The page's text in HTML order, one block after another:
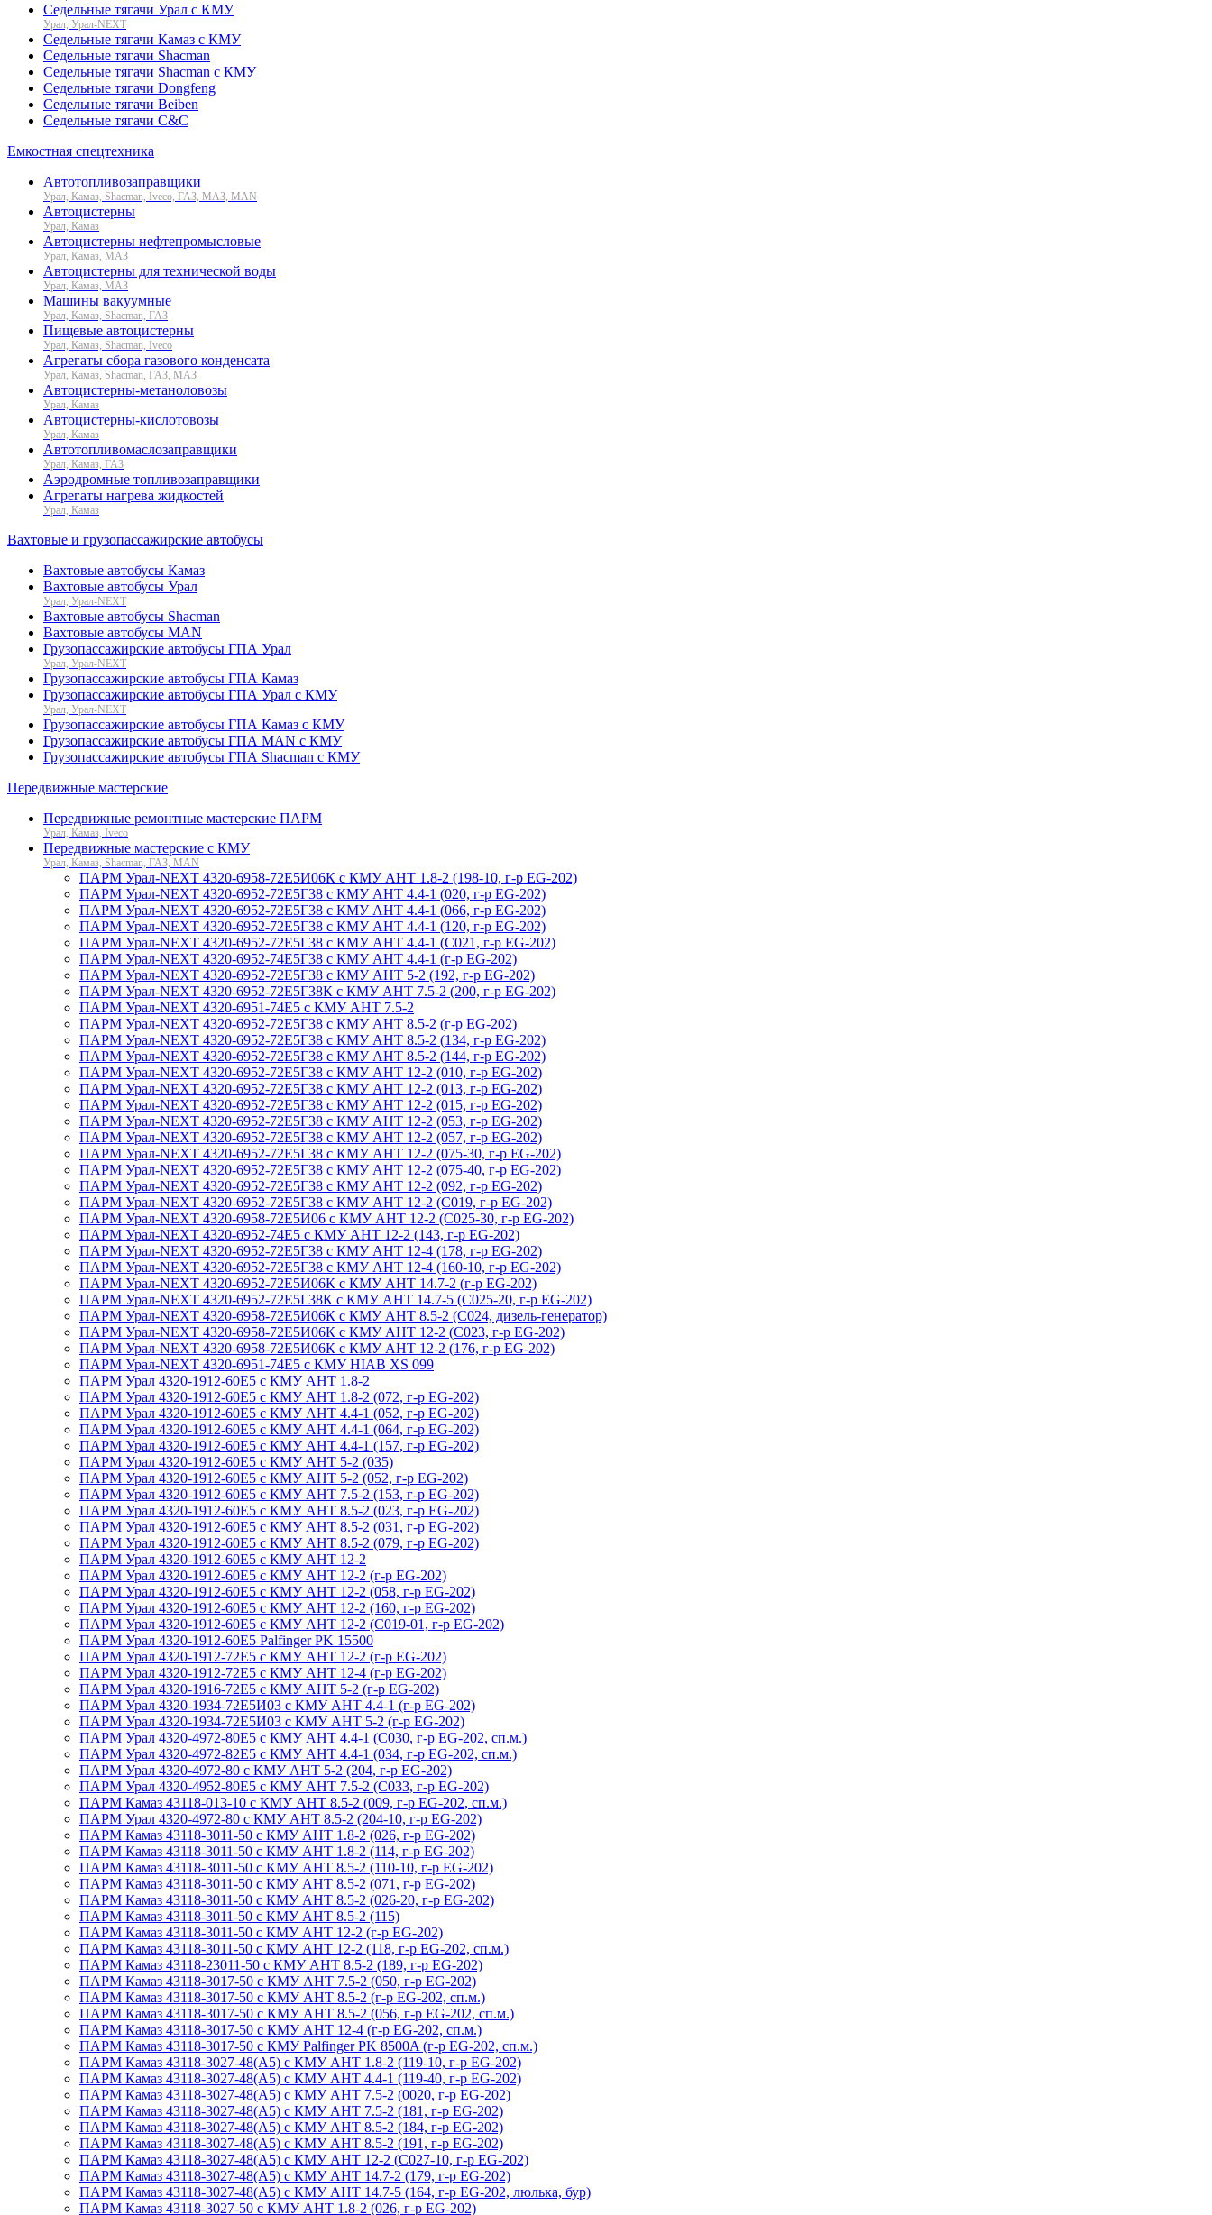
Седельные тягачи Урал с КМУ
Урал, Урал-NEXT
Седельные тягачи Камаз с КМУ
Седельные тягачи Shacman
Седельные тягачи Shacman с КМУ
Седельные тягачи Dongfeng
Седельные тягачи Beiben
Седельные тягачи C&C
Емкостная спецтехника
Автотопливозаправщики
Урал, Камаз, Shacman, Iveco, ГАЗ, МАЗ, MAN
Автоцистерны
Урал, Камаз
Автоцистерны нефтепромысловые
Урал, Камаз, МАЗ
Автоцистерны для технической воды
Урал, Камаз, МАЗ
Машины вакуумные
Урал, Камаз, Shacman, ГАЗ
Пищевые автоцистерны
Урал, Камаз, Shacman, Iveco
Агрегаты сбора газового конденсата
Урал, Камаз, Shacman, ГАЗ, МАЗ
Автоцистерны-метаноловозы
Урал, Камаз
Автоцистерны-кислотовозы
Урал, Камаз
Автотопливомаслозаправщики
Урал, Камаз, ГАЗ
Аэродромные топливозаправщики
Агрегаты нагрева жидкостей
Урал, Камаз
Вахтовые и грузопассажирские автобусы
Вахтовые автобусы Камаз
Вахтовые автобусы Урал
Урал, Урал-NEXT
Вахтовые автобусы Shacman
Вахтовые автобусы MAN
Грузопассажирские автобусы ГПА Урал
Урал, Урал-NEXT
Грузопассажирские автобусы ГПА Камаз
Грузопассажирские автобусы ГПА Урал с КМУ
Урал, Урал-NEXT
Грузопассажирские автобусы ГПА Камаз с КМУ
Грузопассажирские автобусы ГПА MAN с КМУ
Грузопассажирские автобусы ГПА Shacman с КМУ
Передвижные мастерские
Передвижные ремонтные мастерские ПАРМ
Урал, Камаз, Iveco
Передвижные мастерские с КМУ
Урал, Камаз, Shacman, ГАЗ, MAN
ПАРМ Урал-NEXT 4320-6958-72Е5И06К с КМУ АНТ 1.8-2 (198-10, г-р EG-202)
ПАРМ Урал-NEXT 4320-6952-72Е5Г38 с КМУ АНТ 4.4-1 (020, г-р EG-202)
ПАРМ Урал-NEXT 4320-6952-72Е5Г38 с КМУ АНТ 4.4-1 (066, г-р EG-202)
ПАРМ Урал-NEXT 4320-6952-72Е5Г38 с КМУ АНТ 4.4-1 (120, г-р EG-202)
ПАРМ Урал-NEXT 4320-6952-72Е5Г38 с КМУ АНТ 4.4-1 (С021, г-р EG-202)
ПАРМ Урал-NEXT 4320-6952-74Е5Г38 с КМУ АНТ 4.4-1 (г-р EG-202)
ПАРМ Урал-NEXT 4320-6952-72Е5Г38 с КМУ АНТ 5-2 (192, г-р EG-202)
ПАРМ Урал-NEXT 4320-6952-72Е5Г38К с КМУ АНТ 7.5-2 (200, г-р EG-202)
ПАРМ Урал-NEXT 4320-6951-74Е5 с КМУ АНТ 7.5-2
ПАРМ Урал-NEXT 4320-6952-72Е5Г38 с КМУ АНТ 8.5-2 (г-р EG-202)
ПАРМ Урал-NEXT 4320-6952-72Е5Г38 с КМУ АНТ 8.5-2 (134, г-р EG-202)
ПАРМ Урал-NEXT 4320-6952-72Е5Г38 с КМУ АНТ 8.5-2 (144, г-р EG-202)
ПАРМ Урал-NEXT 4320-6952-72Е5Г38 с КМУ АНТ 12-2 (010, г-р EG-202)
ПАРМ Урал-NEXT 4320-6952-72Е5Г38 с КМУ АНТ 12-2 (013, г-р EG-202)
ПАРМ Урал-NEXT 4320-6952-72Е5Г38 с КМУ АНТ 12-2 (015, г-р EG-202)
ПАРМ Урал-NEXT 4320-6952-72Е5Г38 с КМУ АНТ 12-2 (053, г-р EG-202)
ПАРМ Урал-NEXT 4320-6952-72Е5Г38 с КМУ АНТ 12-2 (057, г-р EG-202)
ПАРМ Урал-NEXT 4320-6952-72Е5Г38 с КМУ АНТ 12-2 (075-30, г-р EG-202)
ПАРМ Урал-NEXT 4320-6952-72Е5Г38 с КМУ АНТ 12-2 (075-40, г-р EG-202)
ПАРМ Урал-NEXT 4320-6952-72Е5Г38 с КМУ АНТ 12-2 (092, г-р EG-202)
ПАРМ Урал-NEXT 4320-6952-72Е5Г38 с КМУ АНТ 12-2 (С019, г-р EG-202)
ПАРМ Урал-NEXT 4320-6958-72Е5И06 с КМУ АНТ 12-2 (С025-30, г-р EG-202)
ПАРМ Урал-NEXT 4320-6952-74Е5 с КМУ АНТ 12-2 (143, г-р EG-202)
ПАРМ Урал-NEXT 4320-6952-72Е5Г38 с КМУ АНТ 12-4 (178, г-р EG-202)
ПАРМ Урал-NEXT 4320-6952-72Е5Г38 с КМУ АНТ 12-4 (160-10, г-р EG-202)
ПАРМ Урал-NEXT 4320-6952-72Е5И06К с КМУ АНТ 14.7-2 (г-р EG-202)
ПАРМ Урал-NEXT 4320-6952-72Е5Г38К с КМУ АНТ 14.7-5 (С025-20, г-р EG-202)
ПАРМ Урал-NEXT 4320-6958-72Е5И06К с КМУ АНТ 8.5-2 (С024, дизель-генератор)
ПАРМ Урал-NEXT 4320-6958-72Е5И06К с КМУ АНТ 12-2 (С023, г-р EG-202)
ПАРМ Урал-NEXT 4320-6958-72Е5И06К с КМУ АНТ 12-2 (176, г-р EG-202)
ПАРМ Урал-NEXT 4320-6951-74Е5 с КМУ HIAB XS 099
ПАРМ Урал 4320-1912-60Е5 с КМУ АНТ 1.8-2
ПАРМ Урал 4320-1912-60Е5 с КМУ АНТ 1.8-2 (072, г-р EG-202)
ПАРМ Урал 4320-1912-60Е5 с КМУ АНТ 4.4-1 (052, г-р EG-202)
ПАРМ Урал 4320-1912-60Е5 с КМУ АНТ 4.4-1 (064, г-р EG-202)
ПАРМ Урал 4320-1912-60Е5 с КМУ АНТ 4.4-1 (157, г-р EG-202)
ПАРМ Урал 4320-1912-60Е5 с КМУ АНТ 5-2 (035)
ПАРМ Урал 4320-1912-60Е5 с КМУ АНТ 5-2 (052, г-р EG-202)
ПАРМ Урал 4320-1912-60Е5 с КМУ АНТ 7.5-2 (153, г-р EG-202)
ПАРМ Урал 4320-1912-60Е5 с КМУ АНТ 8.5-2 (023, г-р EG-202)
ПАРМ Урал 4320-1912-60Е5 с КМУ АНТ 8.5-2 (031, г-р EG-202)
ПАРМ Урал 4320-1912-60Е5 с КМУ АНТ 8.5-2 (079, г-р EG-202)
ПАРМ Урал 4320-1912-60Е5 с КМУ АНТ 12-2
ПАРМ Урал 4320-1912-60Е5 с КМУ АНТ 12-2 (г-р EG-202)
ПАРМ Урал 4320-1912-60Е5 с КМУ АНТ 12-2 (058, г-р EG-202)
ПАРМ Урал 4320-1912-60Е5 с КМУ АНТ 12-2 (160, г-р EG-202)
ПАРМ Урал 4320-1912-60Е5 с КМУ АНТ 12-2 (С019-01, г-р EG-202)
ПАРМ Урал 4320-1912-60Е5 Palfinger PK 15500
ПАРМ Урал 4320-1912-72Е5 с КМУ АНТ 12-2 (г-р EG-202)
ПАРМ Урал 4320-1912-72Е5 с КМУ АНТ 12-4 (г-р EG-202)
ПАРМ Урал 4320-1916-72Е5 с КМУ АНТ 5-2 (г-р EG-202)
ПАРМ Урал 4320-1934-72Е5И03 с КМУ АНТ 4.4-1 (г-р EG-202)
ПАРМ Урал 4320-1934-72Е5И03 с КМУ АНТ 5-2 (г-р EG-202)
ПАРМ Урал 4320-4972-80Е5 с КМУ АНТ 4.4-1 (С030, г-р EG-202, сп.м.)
ПАРМ Урал 4320-4972-82Е5 с КМУ АНТ 4.4-1 (034, г-р EG-202, сп.м.)
ПАРМ Урал 4320-4972-80 с КМУ АНТ 5-2 (204, г-р EG-202)
ПАРМ Урал 4320-4952-80Е5 с КМУ АНТ 7.5-2 (С033, г-р EG-202)
ПАРМ Камаз 43118-013-10 с КМУ АНТ 8.5-2 (009, г-р EG-202, сп.м.)
ПАРМ Урал 4320-4972-80 с КМУ АНТ 8.5-2 (204-10, г-р EG-202)
ПАРМ Камаз 43118-3011-50 с КМУ АНТ 1.8-2 (026, г-р EG-202)
ПАРМ Камаз 43118-3011-50 с КМУ АНТ 1.8-2 (114, г-р EG-202)
ПАРМ Камаз 43118-3011-50 с КМУ АНТ 8.5-2 (110-10, г-р EG-202)
ПАРМ Камаз 43118-3011-50 с КМУ АНТ 8.5-2 (071, г-р EG-202)
ПАРМ Камаз 43118-3011-50 с КМУ АНТ 8.5-2 (026-20, г-р EG-202)
ПАРМ Камаз 43118-3011-50 с КМУ АНТ 8.5-2 (115)
ПАРМ Камаз 43118-3011-50 с КМУ АНТ 12-2 (г-р EG-202)
ПАРМ Камаз 43118-3011-50 с КМУ АНТ 12-2 (118, г-р EG-202, сп.м.)
ПАРМ Камаз 43118-23011-50 с КМУ АНТ 8.5-2 (189, г-р EG-202)
ПАРМ Камаз 43118-3017-50 с КМУ АНТ 7.5-2 (050, г-р EG-202)
ПАРМ Камаз 43118-3017-50 с КМУ АНТ 8.5-2 (г-р EG-202, сп.м.)
ПАРМ Камаз 43118-3017-50 с КМУ АНТ 8.5-2 (056, г-р EG-202, сп.м.)
ПАРМ Камаз 43118-3017-50 с КМУ АНТ 12-4 (г-р EG-202, сп.м.)
ПАРМ Камаз 43118-3017-50 с КМУ Palfinger PK 8500A (г-р EG-202, сп.м.)
ПАРМ Камаз 43118-3027-48(A5) с КМУ АНТ 1.8-2 (119-10, г-р EG-202)
ПАРМ Камаз 43118-3027-48(A5) с КМУ АНТ 4.4-1 (119-40, г-р EG-202)
ПАРМ Камаз 43118-3027-48(A5) с КМУ АНТ 7.5-2 (0020, г-р EG-202)
ПАРМ Камаз 43118-3027-48(A5) с КМУ АНТ 7.5-2 (181, г-р EG-202)
ПАРМ Камаз 43118-3027-48(A5) с КМУ АНТ 8.5-2 (184, г-р EG-202)
ПАРМ Камаз 43118-3027-48(A5) с КМУ АНТ 8.5-2 (191, г-р EG-202)
ПАРМ Камаз 43118-3027-48(A5) с КМУ АНТ 12-2 (С027-10, г-р EG-202)
ПАРМ Камаз 43118-3027-48(A5) с КМУ АНТ 14.7-2 (179, г-р EG-202)
ПАРМ Камаз 43118-3027-48(A5) с КМУ АНТ 14.7-5 (164, г-р EG-202, люлька, бур)
ПАРМ Камаз 43118-3027-50 с КМУ АНТ 1.8-2 (026, г-р EG-202)